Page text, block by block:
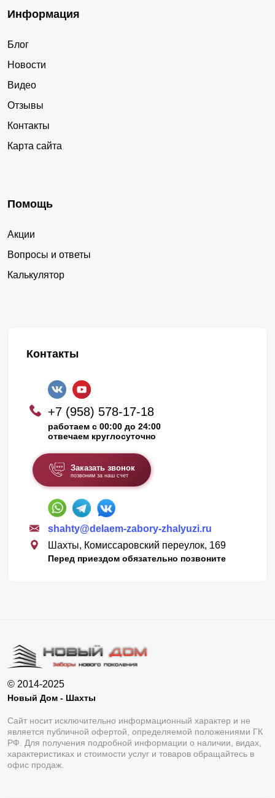
Информация
Блог
Новости
Видео
Отзывы
Контакты
Карта сайта
Помощь
Акции
Вопросы и ответы
Калькулятор
Контакты
+7 (958) 578-17-18
работаем с 00:00 до 24:00
отвечаем круглосуточно
Заказать звонок
позвоним за наш счет
shahty@delaem-zabory-zhalyuzi.ru
Шахты, Комиссаровский переулок, 169
Перед приездом обязательно позвоните
© 2014-2025
Новый Дом - Шахты
Сайт носит исключительно информационный характер и не
является публичной офертой, определяемой положениями ГК
РФ. Для получения подробной информации о наличии, видах,
характеристиках и стоимости услуг и товаров обращайтесь в
офис продаж.